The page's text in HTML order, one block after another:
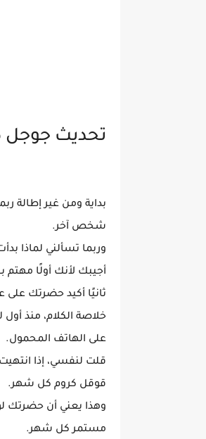
تحديث جوجل
بداية ومن غير إطالة
شخص آخر.
وربما تسألني لماذا
أجيبك لأنك أولًا مهتم
ثانيًا أكيد حضرتك
خلاصة الكلام، منذ
على الهاتف المحمول.
قلت لنفسي، إذا
قوقل كروم كل شهر.
وهذا يعني أن حضرتك
مستمر كل شهر.